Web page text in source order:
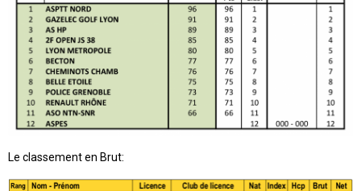
Le classement en Brut: